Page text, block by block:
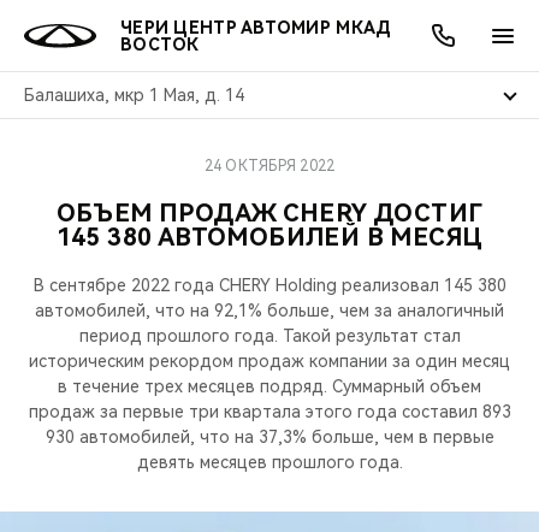
ЧЕРИ ЦЕНТР АВТОМИР МКАД
ВОСТОК
Балашиха, мкр 1 Мая, д. 14
МОДЕЛИ
ВСЕ МОДЕЛИ
КРОССОВЕРЫ
СЕДАНЫ
ПОКУПАТЕЛЯМ
ВЫБОР И ПОКУПКА
КРЕДИТ И СТРАХОВАНИЕ
ВЛАДЕЛЬЦАМ
СЕРВИС
ЗАПЧАСТИ И АКСЕССУАРЫ
ПОДДЕРЖКА
CHERY CONNECT
МИР CHERY
АКСЕССУАРЫ
О БРЕНДЕ
CHERY В СОЦСЕТЯХ
ЛЮДИ CHERY
АКЦИИ
ВЫГОДЫ И АКЦИИ
ОНЛАЙН СЕРВИСЫ
ВЫБОР И ПОКУПКА
КРЕДИТ
О КОМПАНИИ
О НАС
МЫ В СОЦСЕТЯХ
ОБЪЕМ ПРОДАЖ CHERY ДОСТИГ
145 380 АВТОМОБИЛЕЙ В МЕСЯЦ
24 ОКТЯБРЯ 2022
В сентябре 2022 года CHERY Holding реализовал 145 380
автомобилей, что на 92,1% больше, чем за аналогичный
период прошлого года. Такой результат стал
историческим рекордом продаж компании за один месяц
в течение трех месяцев подряд. Суммарный объем
продаж за первые три квартала этого года составил 893
930 автомобилей, что на 37,3% больше, чем в первые
девять месяцев прошлого года.